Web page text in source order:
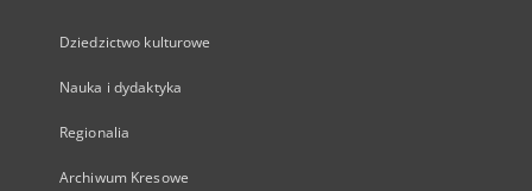
Dziedzictwo kulturowe
Nauka i dydaktyka
Regionalia
Archiwum Kresowe